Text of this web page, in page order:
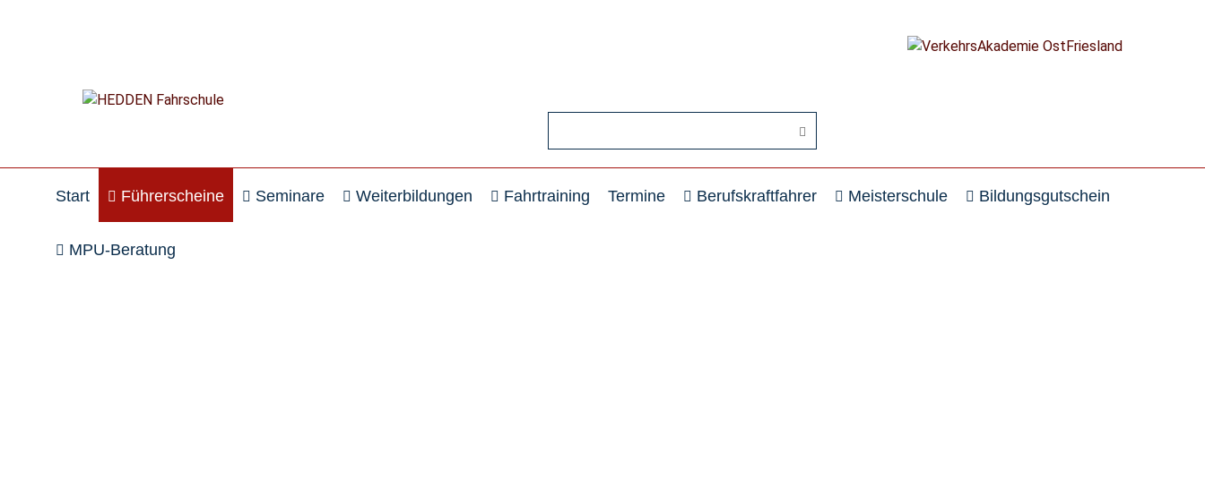
Navigation überspringen
Start Führerscheine Seminare Weiterbildungen Fahrtraining Termine Berufskraftfahrer Meisterschule Bildungsgutschein
MPU-Beratung